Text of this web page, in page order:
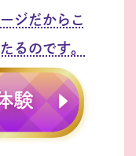
ジだからこ
るのです。